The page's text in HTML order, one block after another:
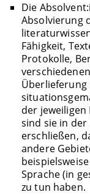
Die
Absolvierung
Fähigkeit,
Protokolle,
Überlieferung
der jeweiligen
sind sie in der
erschließen,
andere
Sprache (in
zu tun haben.